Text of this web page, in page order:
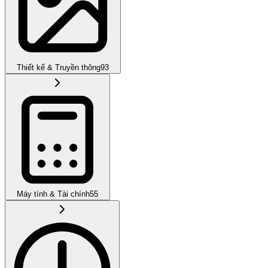
Thiết kế & Truyền thông93
Máy tính & Tài chính55